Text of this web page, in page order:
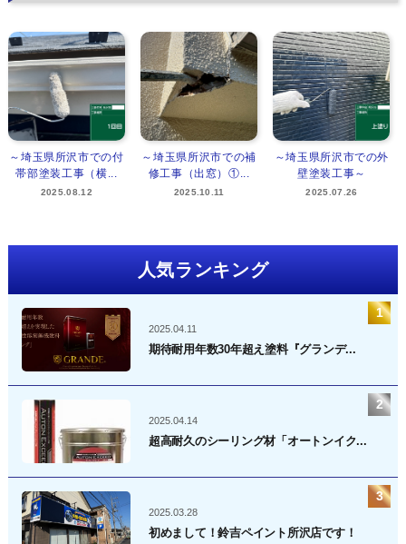
～埼玉県所沢市での付
帯部塗装工事（横...
2025.08.12
～埼玉県所沢市での補
修工事（出窓）①...
2025.10.11
～埼玉県所沢市での外
壁塗装工事～
2025.07.26
人気ランキング
2025.04.11
期待耐用年数30年超え塗料『グランデ...
2025.04.14
超高耐久のシーリング材「オートンイク...
2025.03.28
初めまして！鈴吉ペイント所沢店です！